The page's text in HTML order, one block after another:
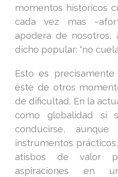
momentos históricos
cada vez mas
apodera de nosotros,
dicho popular: “no
Esto es
éste de otros
de dificultad. En la
como globalidad sí
conducirse,
instrumentos
atisbos de valor
aspiraciones en